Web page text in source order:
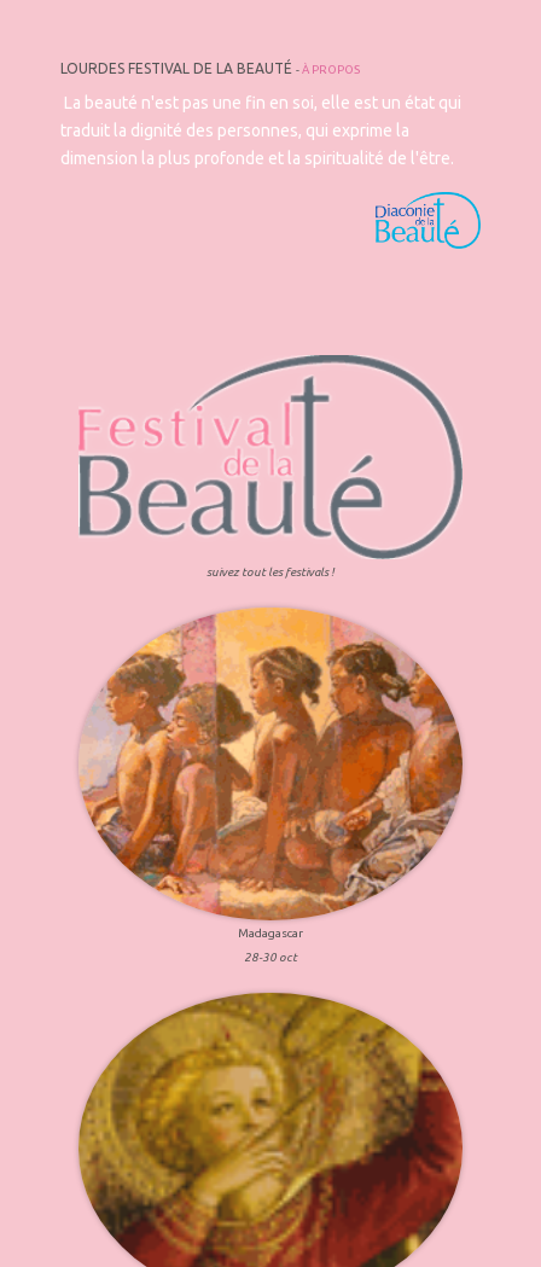
LOURDES FESTIVAL DE LA BEAUTÉ -À PROPOS
La beauté n'est pas une fin en soi, elle est un état qui
traduit la dignité des personnes, qui exprime la
dimension la plus profonde et la spiritualité de l'être.
suivez tout les festivals !
Madagascar
28-30 oct